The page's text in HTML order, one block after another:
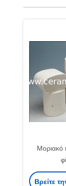
Μοριακό
Βρείτε